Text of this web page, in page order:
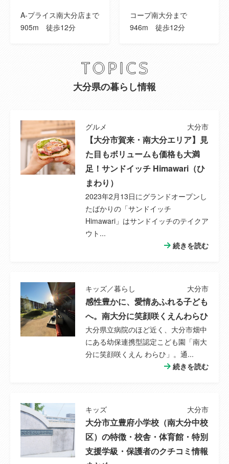
A-プライス南大分店まで
905m 徒歩12分
コープ南大分まで
946m 徒歩12分
大分県の暮らし情報
グルメ 大分市
【大分市賀来・南大分エリア】見
た目もボリュームも価格も大満
足！サンドイッチ Himawari（ひ
まわり）
2023年2月13日にグランドオープンし
たばかりの「サンドイッチ
Himawari」はサンドイッチのテイクア
ウト...
続きを読む
キッズ／暮らし 大分市
感性豊かに、愛情あふれる子ども
へ。南大分に笑顔咲くえんわらひ
大分県立病院のほど近く、大分市畑中
にある幼保連携型認定こども園「南大
分に笑顔咲くえん わらひ」。通...
続きを読む
キッズ 大分市
大分市立豊府小学校（南大分中校
区）の特徴・校舎・体育館・特別
支援学級・保護者のクチコミ情報